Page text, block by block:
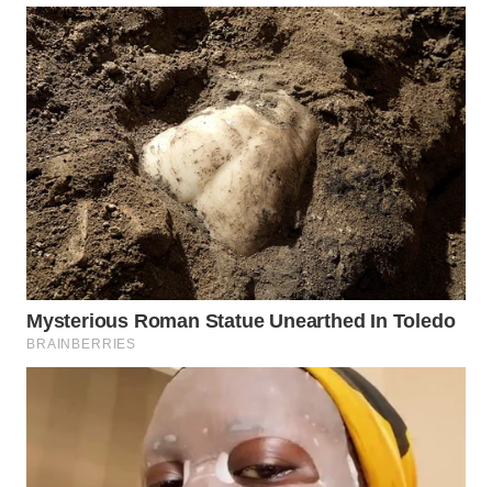
WN
SULSEL
WN
GORONTALO
WN
SULUT
WN
MALUKU
WN